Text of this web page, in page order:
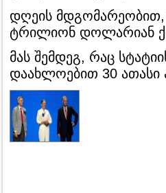
დღეის
ტრილიონ დოლარიან
მას შემდეგ, რაც
დაახლოებით 30 ათასი